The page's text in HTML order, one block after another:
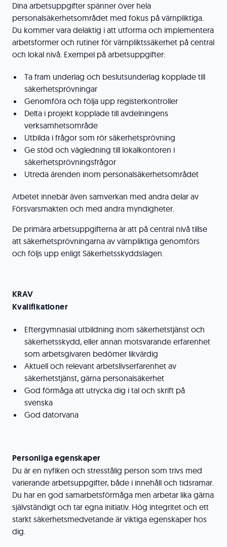
Dina arbetsuppgifter spänner över hela
personalsäkerhetsområdet med fokus på värnpliktiga.
Du kommer vara delaktig i att utforma och implementera
arbetsformer och rutiner för värnpliktssäkerhet på central
och lokal nivå. Exempel på arbetsuppgifter:
Ta fram underlag och beslutsunderlag kopplade till
säkerhetsprövningar
Genomföra och följa upp registerkontroller
Delta i projekt kopplade till avdelningens
verksamhetsområde
Utbilda i frågor som rör säkerhetsprövning
Ge stöd och vägledning till lokalkontoren i
säkerhetsprövningsfrågor
Utreda ärenden inom personalsäkerhetsområdet
Arbetet innebär även samverkan med andra delar av
Försvarsmakten och med andra myndigheter.
De primära arbetsuppgifterna är att på central nivå tillse
att säkerhetsprövningarna av värnpliktiga genomförs
och följs upp enligt Säkerhetsskyddslagen.
KRAV
Kvalifikationer
Eftergymnasial utbildning inom säkerhetstjänst och
säkerhetsskydd, eller annan motsvarande erfarenhet
som arbetsgivaren bedömer likvärdig
Aktuell och relevant arbetslivserfarenhet av
säkerhetstjänst, gärna personalsäkerhet
God förmåga att utrycka dig i tal och skrift på
svenska
God datorvana
Personliga egenskaper
Du är en nyfiken och stresstålig person som trivs med
varierande arbetsuppgifter, både i innehåll och tidsramar.
Du har en god samarbetsförmåga men arbetar lika gärna
självständigt och tar egna initiativ. Hög integritet och ett
starkt säkerhetsmedvetande är viktiga egenskaper hos
dig.